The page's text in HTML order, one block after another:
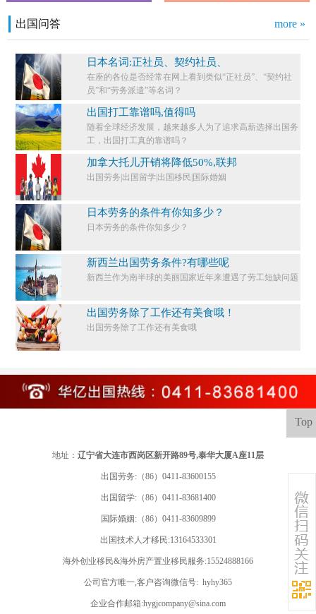
出国问答 more »
日本名词:正社员、契约社员、
在座的各位是否经常在网上看到类似“正社员”、“契约社
员”和“劳务派遣”等名词？
出国打工靠谱吗,值得吗
随着全球经济发展，越来越多人为了追求高薪选择出国务
工，出国打工真的靠谱吗？
加拿大托儿开销将降低50%,联邦
出国劳务|出国留学|出国移民|国际婚姻
日本劳务的条件有你知多少？
日本劳务的条件你知多少？​
新西兰出国劳务条件?有哪些呢
新西兰作为南半球的美丽国家近年来遭遇了劳工短缺问题
出国劳务除了工作还有美食哦！
出国劳务除了工作还有美食哦
Top
地址： 辽宁省大连市西岗区新开路89号,泰华大厦A座11层
出国劳务:（86）0411-83600155
出国留学:（86）0411-83681400
国际婚姻:（86）0411-83609899
出国技术人才移民:13164533301
海外创业移民&海外房产置业移民服务:15524888166
公司官方唯一,客户咨询微信号: hyhy365
企业合作邮箱:hygjcompany@sina.com